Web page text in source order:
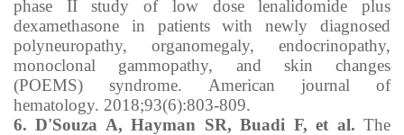
phase II study of low dose lenalidomide plus
dexamethasone in patients with newly diagnosed
polyneuropathy, organomegaly, endocrinopathy,
monoclonal gammopathy, and skin changes
(POEMS) syndrome. American journal of
hematology. 2018;93(6):803-809.
6. D'Souza A, Hayman SR, Buadi F, et al. The